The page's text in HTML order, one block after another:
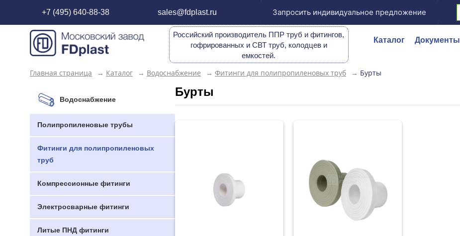
+7 (495) 640-88-38 sales@fdplast.ru Запросить индивидуальное предложение
Российский производитель ППР труб и фитингов,
гофрированных и СВТ труб, колодцев и
емкостей.
Каталог Документы
Главная страница → Каталог → Водоснабжение → Фитинги для полипропиленовых труб → Бурты
Водоснабжение
Полипропиленовые трубы
Фитинги для полипропиленовых
труб
Компрессионные фитинги
Электросварные фитинги
Литые ПНД фитинги
Бурты